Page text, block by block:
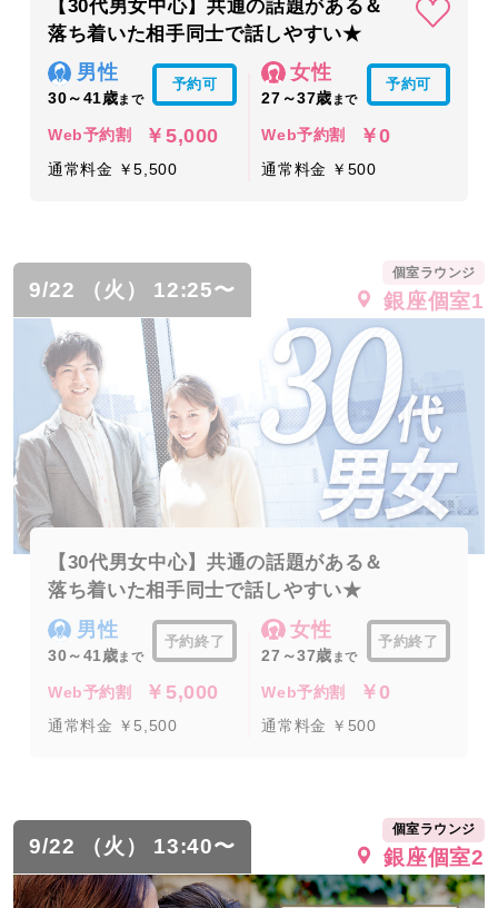
【30代男女中心】共通の話題がある＆
落ち着いた相手同士で話しやすい★
男性
30～41歳まで
予約可
Web予約割 ￥5,000
通常料金 ￥5,500
女性
27～37歳 まで
予約可
Web予約割 ￥0
通常料金 ￥500
9/22 （火） 12:25〜
個室ラウンジ
銀座個室1
【30代男女中心】共通の話題がある＆
落ち着いた相手同士で話しやすい★
男性
30～41歳まで
予約終了
Web予約割 ￥5,000
通常料金 ￥5,500
女性
27～37歳 まで
予約終了
Web予約割 ￥0
通常料金 ￥500
9/22 （火） 13:40〜
個室ラウンジ
銀座個室2